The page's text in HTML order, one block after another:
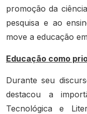
promoção da
pesquisa e ao
move a educação
Educação como
Durante seu
destacou a
Tecnológica e